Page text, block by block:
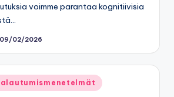
voimme parantaa kognitiivisia
09/02/2026